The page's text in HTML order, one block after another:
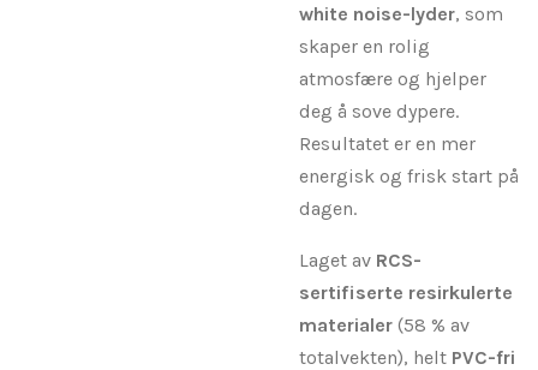
white noise-lyder, som
skaper en rolig
atmosfære og hjelper
deg å sove dypere.
Resultatet er en mer
energisk og frisk start på
dagen.
Laget av RCS-
sertifiserte resirkulerte
materialer (58 % av
totalvekten), helt PVC-fri